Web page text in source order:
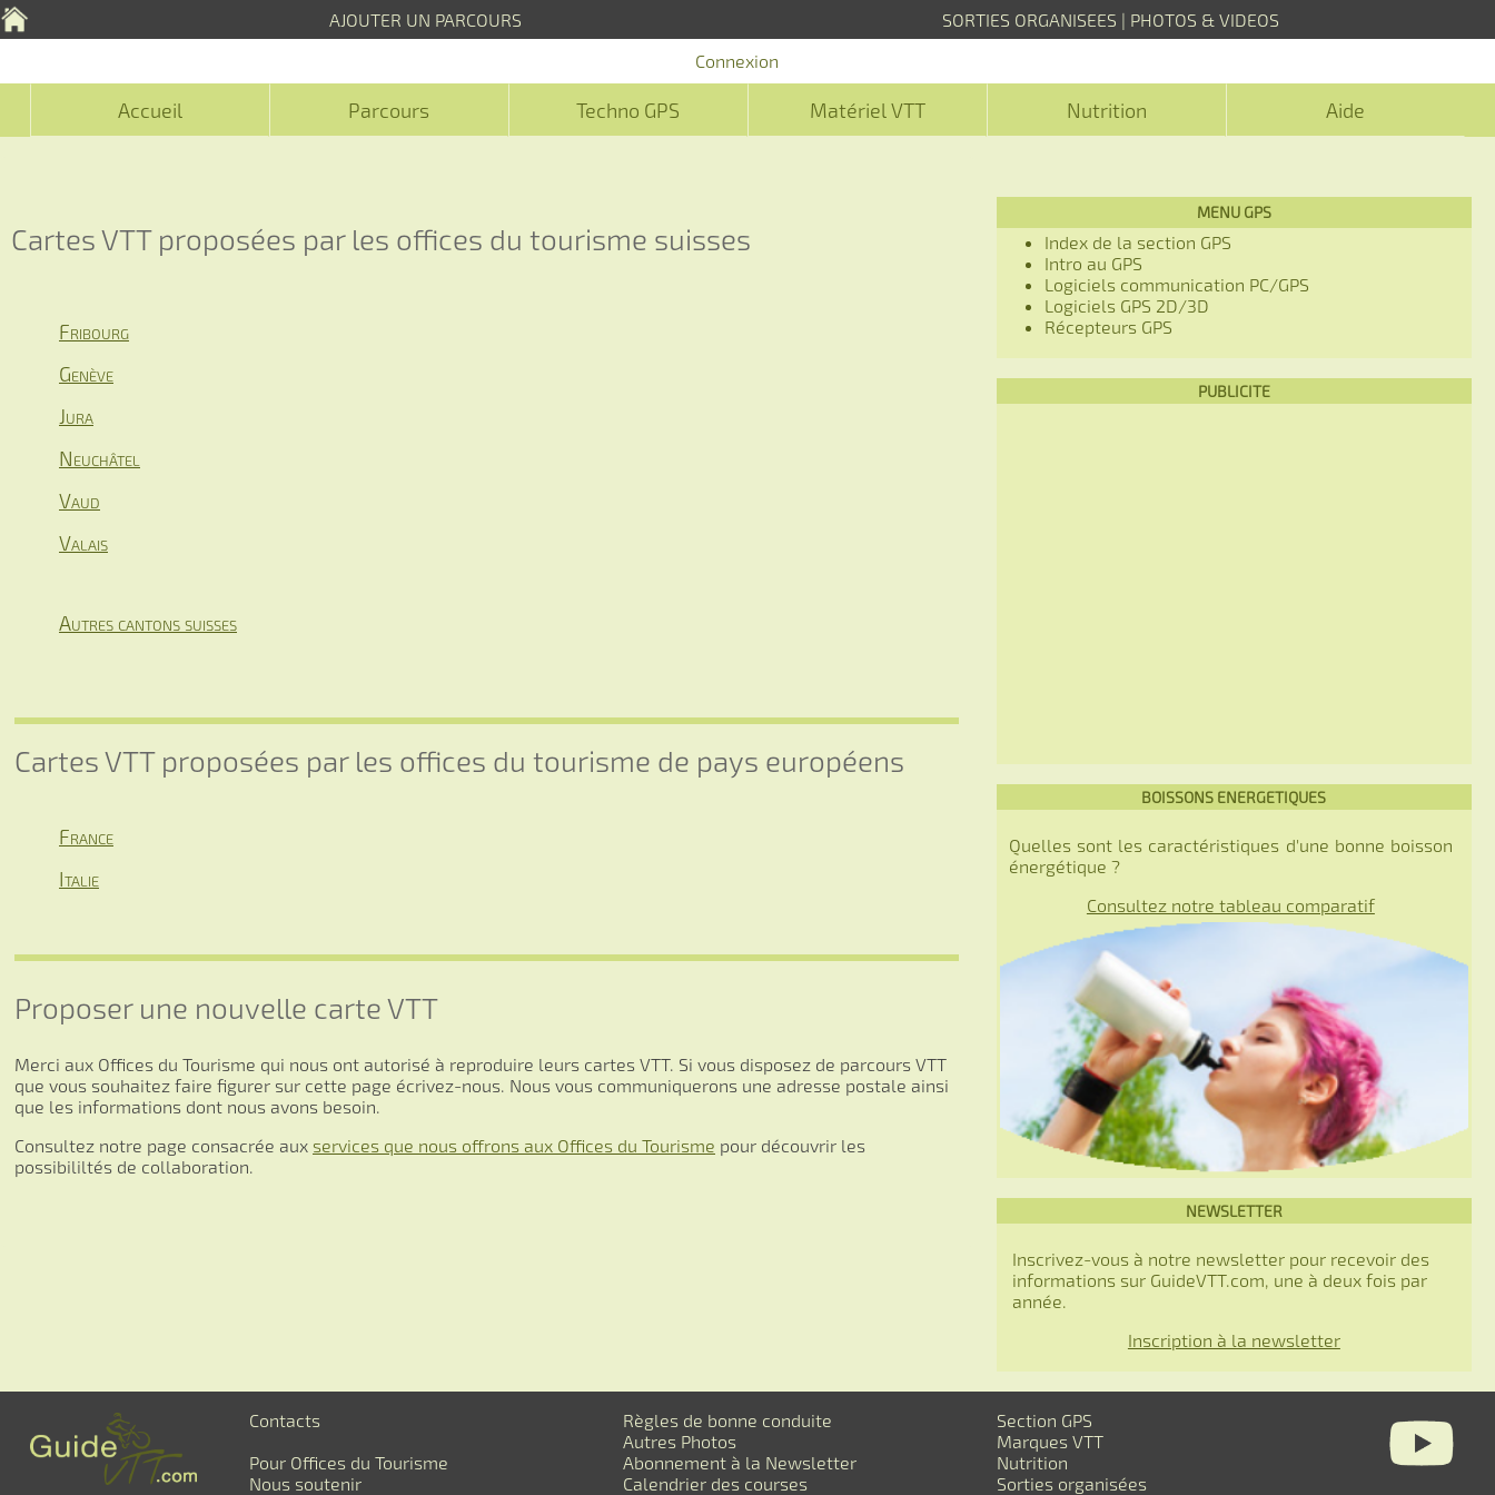
AJOUTER UN PARCOURS SORTIES ORGANISEES | PHOTOS & VIDEOS
Connexion
Accueil Parcours Techno GPS Matériel VTT Nutrition Aide
Cartes VTT proposées par les offices du tourisme suisses
Fribourg
Genève
Jura
Neuchâtel
Vaud
Valais
Autres cantons suisses
Cartes VTT proposées par les offices du tourisme de pays européens
France
Italie
Proposer une nouvelle carte VTT
Merci aux Offices du Tourisme qui nous ont autorisé à reproduire leurs cartes VTT. Si vous disposez de parcours VTT
que vous souhaitez faire figurer sur cette page écrivez-nous. Nous vous communiquerons une adresse postale ainsi
que les informations dont nous avons besoin.
Consultez notre page consacrée aux services que nous offrons aux Offices du Tourisme pour découvrir les
possibililtés de collaboration.
MENU GPS
Index de la section GPS
Intro au GPS
Logiciels communication PC/GPS
Logiciels GPS 2D/3D
Récepteurs GPS
PUBLICITE
BOISSONS ENERGETIQUES
Quelles sont les caractéristiques d'une bonne boisson
énergétique ?
Consultez notre tableau comparatif
NEWSLETTER
Inscrivez-vous à notre newsletter pour recevoir des
informations sur GuideVTT.com, une à deux fois par
année.
Inscription à la newsletter
Contacts
Pour Offices du Tourisme
Nous soutenir
Règles de bonne conduite
Autres Photos
Abonnement à la Newsletter
Calendrier des courses
Section GPS
Marques VTT
Nutrition
Sorties organisées